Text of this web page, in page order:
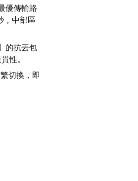
優傳輸路
，中部區
的抗丟包
性。
切換，即